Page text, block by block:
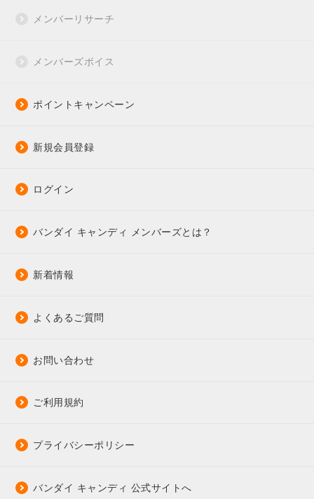
メンバーリサーチ
メンバーズボイス
ポイントキャンペーン
新規会員登録
ログイン
バンダイ キャンディ メンバーズとは？
新着情報
よくあるご質問
お問い合わせ
ご利用規約
プライバシーポリシー
バンダイ キャンディ 公式サイトへ